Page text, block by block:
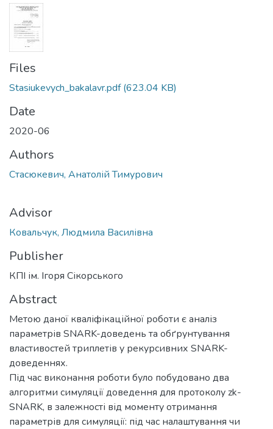
Files
Stasiukevych_bakalavr.pdf(623.04 KB)
Date
2020-06
Authors
Стасюкевич, Анатолій Тимурович
Advisor
Ковальчук, Людмила Василівна
Publisher
КПІ ім. Ігоря Сікорського
Abstract
Метою даної кваліфікаційної роботи є аналіз
параметрів SNARK-доведень та обґрунтування
властивостей триплетів у рекурсивних SNARK-
доведеннях.
Під час виконання роботи було побудовано два
алгоритми симуляції доведення для протоколу zk-
SNARK, в залежності від моменту отримання
параметрів для симуляції: під час налаштування чи